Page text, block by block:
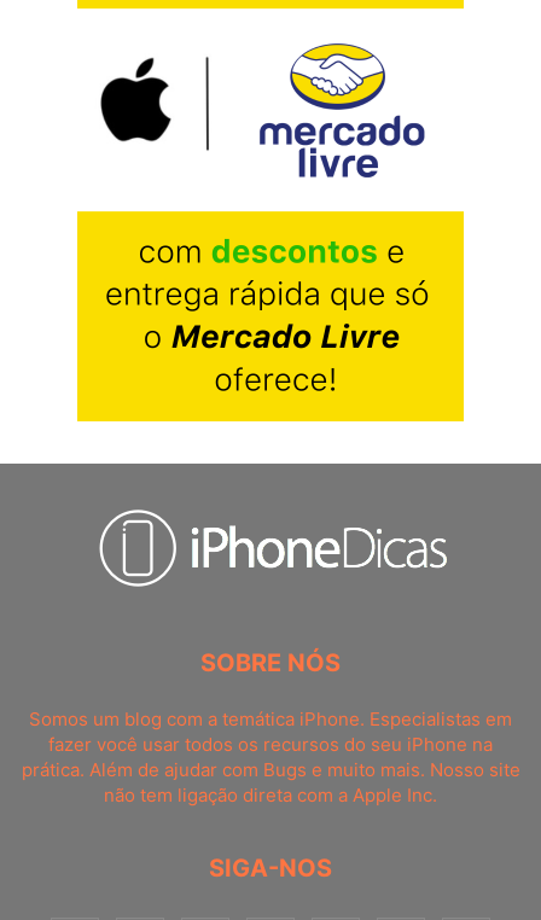
SOBRE NÓS
Somos um blog com a temática iPhone. Especialistas em
fazer você usar todos os recursos do seu iPhone na
prática. Além de ajudar com Bugs e muito mais. Nosso site
não tem ligação direta com a Apple Inc.
SIGA-NOS